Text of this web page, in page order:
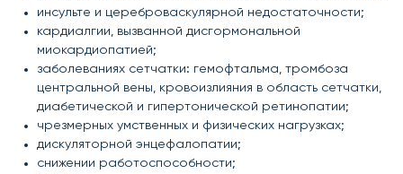
инсульте и цереброваскулярной недостаточности;
кардиалгии, вызванной дисгормональной
миокардиопатией;
заболеваниях сетчатки: гемофтальма, тромбоза
центральной вены, кровоизлияния в область сетчатки,
диабетической и гипертонической ретинопатии;
чрезмерных умственных и физических нагрузках;
дискуляторной энцефалопатии;
снижении работоспособности;